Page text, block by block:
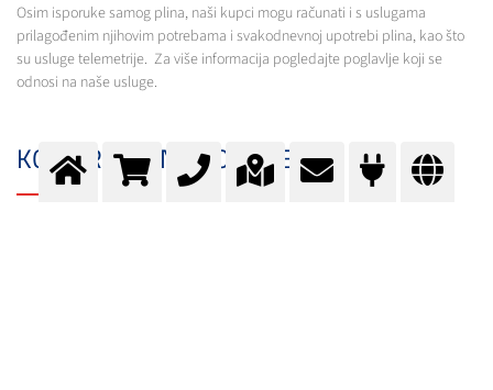
Osim isporuke samog plina, naši kupci mogu računati i s uslugama
prilagođenim njihovim potrebama i svakodnevnoj upotrebi plina, kao što
su usluge telemetrije. Za više informacija pogledajte poglavlje koji se
odnosi na naše usluge.
KOMERCIJALNE PONUDE